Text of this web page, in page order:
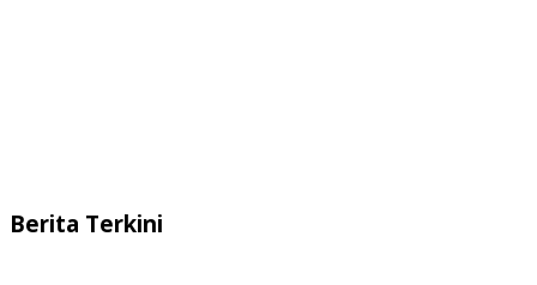
Berita Terkini